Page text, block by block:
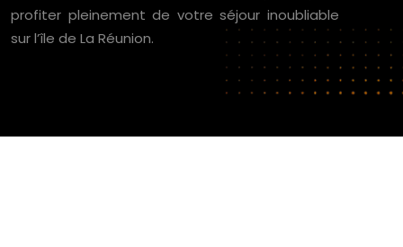
profiter pleinement de votre séjour inoubliable
sur l’île de La Réunion.